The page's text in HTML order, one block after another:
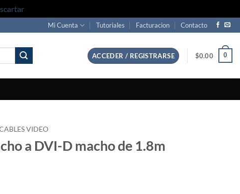
Mi Cuenta Tutoriales Facturacion Contacto
ACCEDER / REGISTRARSE $0.00 0
VIDEO
a DVI-D macho de 1.8m